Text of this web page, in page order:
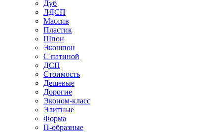
Дуб
ЛДСП
Массив
Пластик
Шпон
Экошпон
С патиной
ДСП
Стоимость
Дешевые
Дорогие
Эконом-класс
Элитные
Форма
П-образные